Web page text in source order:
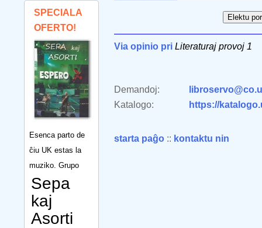
SPECIALA
OFERTO!
Esenca parto de
ĉiu UK estas la
muziko. Grupo
Sepa
kaj
Asorti
Via opinio pri Literaturaj provoj 1
Demandoj:
Katalogo:
https://
starta paĝo :: kontaktu nin